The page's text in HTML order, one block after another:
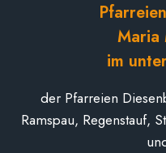
Maria
im
der Pfarreien
Ramspau, Regenstauf,